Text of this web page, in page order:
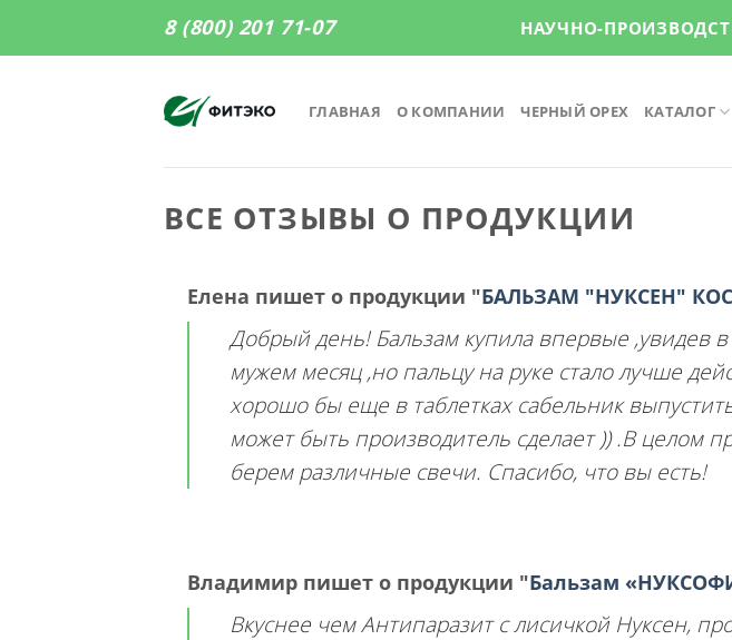
8 (800) 201 71-07 НАУЧНО-
ГЛАВНАЯ О КОМПАНИИ ЧЕРНЫЙ ОРЕХ КАТАЛОГ
ВСЕ ОТЗЫВЫ О ПРОДУКЦИИ
Елена пишет о продукции "БАЛЬЗАМ "НУКСЕН"
Добрый день! Бальзам купила впервые ,увидев
мужем месяц ,но пальцу на руке стало лучше
хорошо бы еще в таблетках сабельник
может быть производитель сделает )) .В целом
берем различные свечи. Спасибо, что вы есть!
Владимирпишет о продукции "Бальзам
Вкуснее чем Антипаразит с лисичкой Нуксен,